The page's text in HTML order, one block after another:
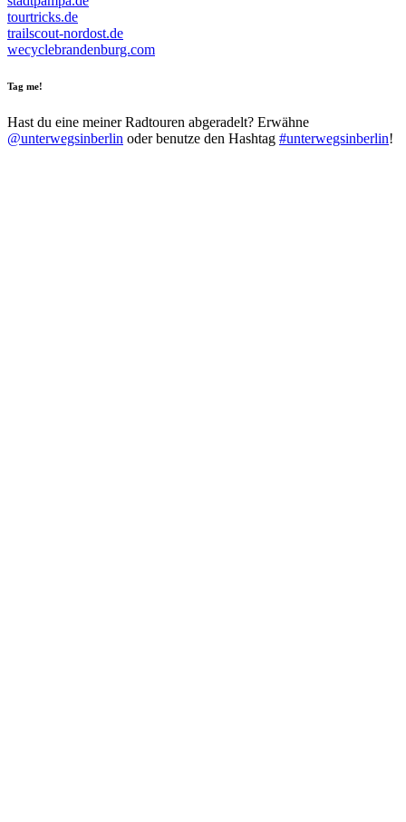
tourtricks.de
trailscout-nordost.de
wecyclebrandenburg.com
Tag me!
Hast du eine meiner Radtouren abgeradelt? Erwähne
@unterwegsinberlin oder benutze den Hashtag #unterwegsinberlin!